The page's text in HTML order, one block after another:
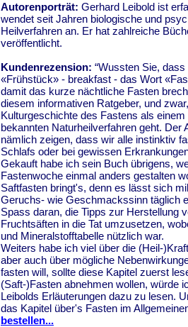
Autorenporträt: Gerhard Leibold ist
wendet seit Jahren biologische und
Heilverfahren an. Er hat zahlreiche
veröffentlicht.
Kundenrezension: “Wussten Sie,
«Frühstück» - breakfast - das Wort
damit das kurze nächtliche Fasten
diesem informativen Ratgeber, und
Kulturgeschichte des Fastens als
bekannten Naturheilverfahren geht. Der
nämlich zeigen, dass wir alle instinktiv
Schlafs oder bei gewissen
Gekauft habe ich sein Buch übrigens,
Fastenwoche einmal anders gestalten
Saftfasten bringt's, denn es lässt sich
Geruchs- wie Geschmackssinn täglich
Spass daran, die Tipps zur Herstellung
Fruchtsäften in die Tat umzusetzen,
und Mineralstofftabelle nützlich war.
Weiters habe ich viel über die (Heil-
aber auch über mögliche
fasten will, sollte diese Kapitel zuerst
(Saft-)Fasten abnehmen wollen, würde
Leibolds Erläuterungen dazu zu lesen.
das Kapitel über's Fasten im
bestellen...